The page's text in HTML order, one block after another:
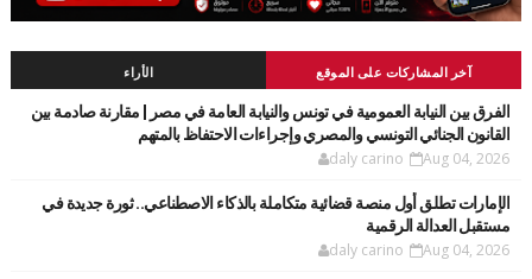
آخر المشاركات على الموقع الأراء
الفرق بين النيابة العمومية في تونس والنيابة العامة في مصر | مقارنة صادمة بين
القانون الجنائي التونسي والمصري وإجراءات الاحتفاظ بالمتهم
daly carino Aug 04, 2026
الإمارات تطلق أول منصة قضائية متكاملة بالذكاء الاصطناعي.. ثورة جديدة في
مستقبل العدالة الرقمية
daly carino Aug 04, 2026